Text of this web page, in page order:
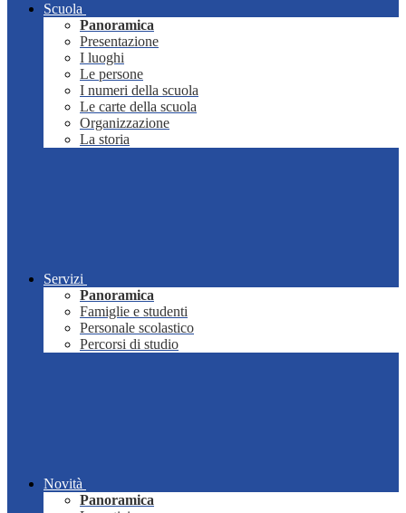
Scuola
Panoramica
Presentazione
I luoghi
Le persone
I numeri della scuola
Le carte della scuola
Organizzazione
La storia
Servizi
Panoramica
Famiglie e studenti
Personale scolastico
Percorsi di studio
Novità
Panoramica